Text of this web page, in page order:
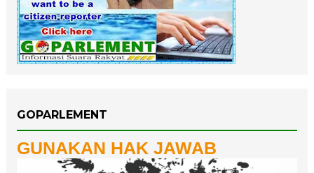
GOPARLEMENT
GUNAKAN HAK JAWAB